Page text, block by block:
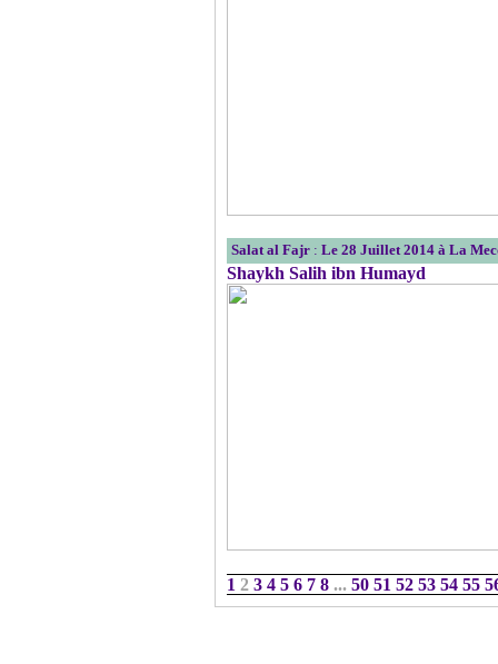
Salat al Fajr : Le 28 Juillet 2014 à La
Shaykh Salih ibn Humayd
1 2 3 4 5 6 7 8 ... 50 51 52 53 54 55